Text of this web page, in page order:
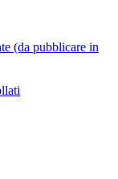
(da pubblicare in